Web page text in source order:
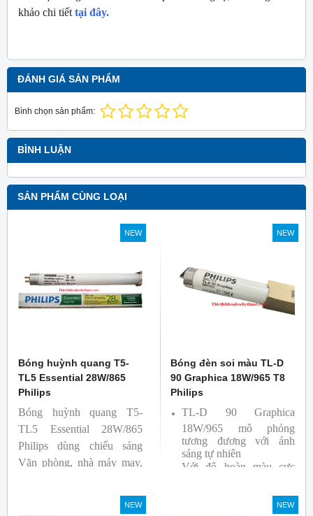
khảo chi tiết tại đây.
ĐÁNH GIÁ SẢN PHẨM
Bình chọn sản phẩm:
BÌNH LUẬN
SẢN PHẨM CÙNG LOẠI
NEW
Bóng huỳnh quang T5-
TL5 Essential 28W/865
Philips
Bóng huỳnh quang T5-
TL5 Essential 28W/865
Philips dùng chiếu sáng
Văn phòng, nhà máy may,
NEW
Bóng đèn soi màu TL-D
90 Graphica 18W/965 T8
Philips
TL-D 90 Graphica
18W/965 mô phỏng
tương đương với ánh
sáng tự nhiên
Với độ hoàn màu cực
Sản phẩm được sản xuất
NEW NEW